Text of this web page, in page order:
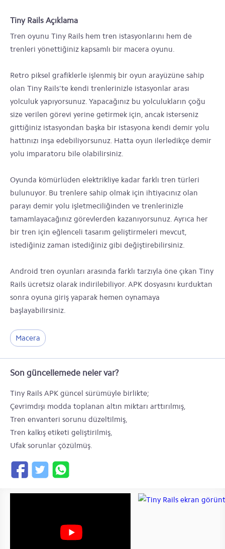
Tiny Rails Açıklama
Tren oyunu Tiny Rails hem tren istasyonlarını hem de
trenleri yönettiğiniz kapsamlı bir macera oyunu.
Retro piksel grafiklerle işlenmiş bir oyun arayüzüne sahip
olan Tiny Rails'te kendi trenlerinizle istasyonlar arası
yolculuk yapıyorsunuz. Yapacağınız bu yolculukların çoğu
size verilen görevi yerine getirmek için, ancak isterseniz
gittiğiniz istasyondan başka bir istasyona kendi demir yolu
hattınızı inşa edebiliyorsunuz. Hatta oyun ilerledikçe demir
yolu imparatoru bile olabilirsiniz.
Oyunda kömürlüden elektrikliye kadar farklı tren türleri
bulunuyor. Bu trenlere sahip olmak için ihtiyacınız olan
parayı demir yolu işletmeciliğinden ve trenlerinizle
tamamlayacağınız görevlerden kazanıyorsunuz. Ayrıca her
bir tren için eğlenceli tasarım geliştirmeleri mevcut,
istediğiniz zaman istediğiniz gibi değiştirebilirsiniz.
Android tren oyunları arasında farklı tarzıyla öne çıkan Tiny
Rails ücretsiz olarak indirilebiliyor. APK dosyasını kurduktan
sonra oyuna giriş yaparak hemen oynamaya
başlayabilirsiniz.
Macera
Son güncellemede neler var?
Tiny Rails APK güncel sürümüyle birlikte;
Çevrimdışı modda toplanan altın miktarı arttırılmış,
Tren envanteri sorunu düzeltilmiş,
Tren kalkış etiketi geliştirilmiş,
Ufak sorunlar çözülmüş.